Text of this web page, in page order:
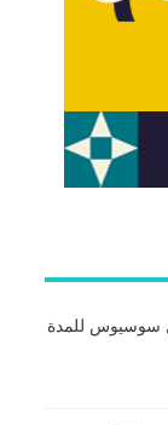
سوسيوس للمدة